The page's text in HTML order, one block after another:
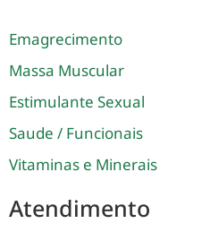
Emagrecimento
Massa Muscular
Estimulante Sexual
Saude / Funcionais
Vitaminas e Minerais
Atendimento